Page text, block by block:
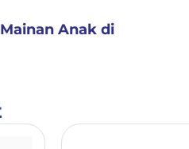
Anak di